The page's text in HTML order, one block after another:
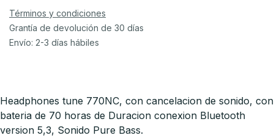
Términos y condiciones
Grantía de devolución de 30 días
Envío: 2-3 días hábiles
Headphones tune 770NC, con cancelacion de sonido, con
bateria de 70 horas de Duracion conexion Bluetooth
version 5,3, Sonido Pure Bass.